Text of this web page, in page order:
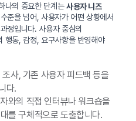
나의 중요한 단계는사용자 니즈
준을 넘어, 사용자가 어떤 상황에서
정입니다. 사용자 중심의
행동, 감정, 요구사항을 반영해야
사, 기존 사용자 피드백 등을
다.
와의 직접 인터뷰나 워크숍을
를 구체적으로 도출합니다.